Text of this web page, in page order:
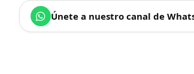
Únete a nuestro canal de